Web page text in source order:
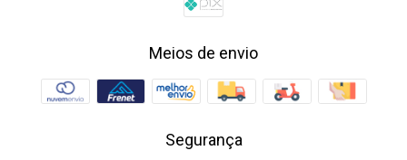
Meios de envio
Segurança